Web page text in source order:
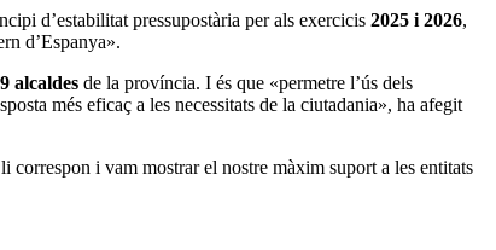
d’estabilitat pressupostària per als exercicis 2025 i 2026,
d’Espanya».
alcaldes de la província. I és que «permetre l’ús dels
més eficaç a les necessitats de la ciutadania», ha afegit
i vam mostrar el nostre màxim suport a les entitats